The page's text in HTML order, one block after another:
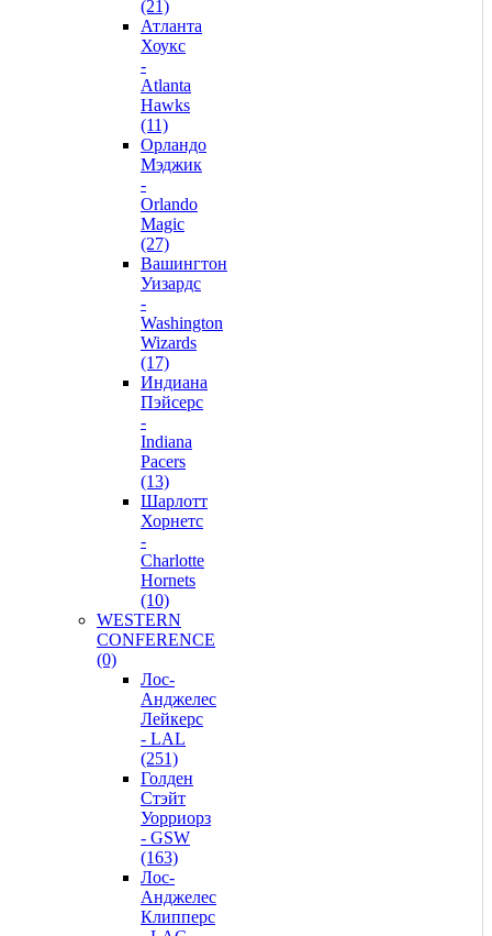
(21)
Атланта
Хоукс
-
Atlanta
Hawks
(11)
Орландо
Мэджик
-
Orlando
Magic
(27)
Вашингтон
Уизардс
-
Washington
Wizards
(17)
Индиана
Пэйсерс
-
Indiana
Pacers
(13)
Шарлотт
Хорнетс
-
Charlotte
Hornets
(10)
WESTERN
CONFERENCE
(0)
Лос-
Анджелес
Лейкерс
- LAL
(251)
Голден
Стэйт
Уорриорз
- GSW
(163)
Лос-
Анджелес
Клипперс